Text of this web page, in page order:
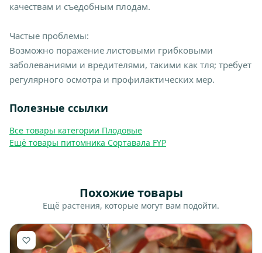
качествам и съедобным плодам.
Частые проблемы:
Возможно поражение листовыми грибковыми
заболеваниями и вредителями, такими как тля; требует
регулярного осмотра и профилактических мер.
Полезные ссылки
Все товары категории Плодовые
Ещё товары питомника Сортавала FYP
Похожие товары
Ещё растения, которые могут вам подойти.